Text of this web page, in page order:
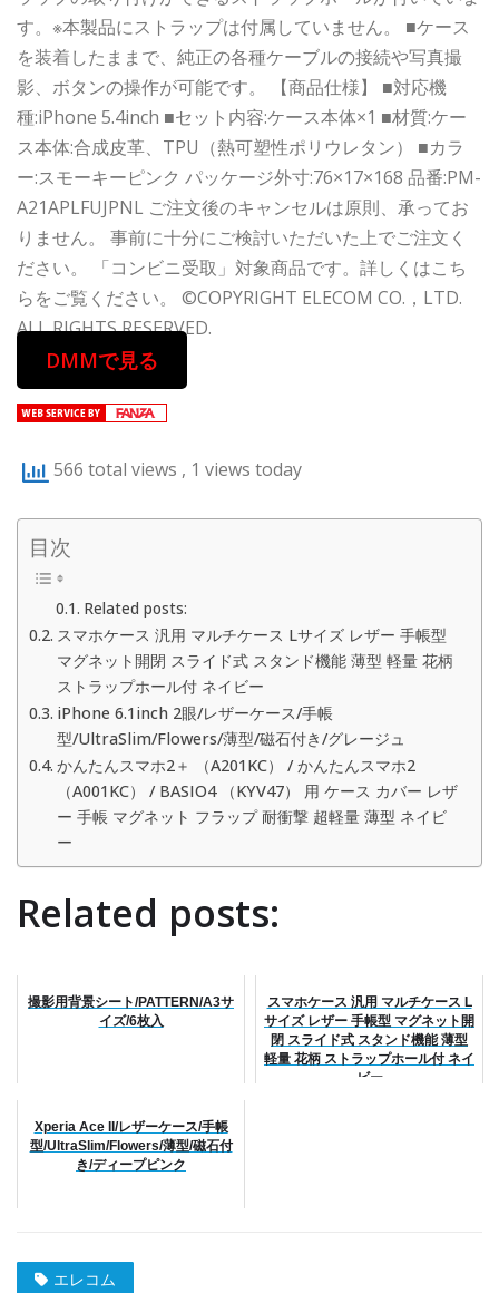
す。※本製品にストラップは付属していません。 ■ケース
を装着したままで、純正の各種ケーブルの接続や写真撮
影、ボタンの操作が可能です。 【商品仕様】 ■対応機
種:iPhone 5.4inch ■セット内容:ケース本体×1 ■材質:ケー
ス本体:合成皮革、TPU（熱可塑性ポリウレタン） ■カラ
ー:スモーキーピンク パッケージ外寸:76×17×168 品番:PM-
A21APLFUJPNL ご注文後のキャンセルは原則、承ってお
りません。 事前に十分にご検討いただいた上でご注文く
ださい。 「コンビニ受取」対象商品です。詳しくはこち
らをご覧ください。 ©COPYRIGHT ELECOM CO.，LTD.
ALL RIGHTS RESERVED.
DMMで見る
566 total views , 1 views today
目次
Related posts:
スマホケース 汎用 マルチケース Lサイズ レザー 手帳型
マグネット開閉 スライド式 スタンド機能 薄型 軽量 花柄
ストラップホール付 ネイビー
iPhone 6.1inch 2眼/レザーケース/手帳
型/UltraSlim/Flowers/薄型/磁石付き/グレージュ
かんたんスマホ2＋ （A201KC） / かんたんスマホ2
（A001KC） / BASIO4 （KYV47） 用 ケース カバー レザ
ー 手帳 マグネット フラップ 耐衝撃 超軽量 薄型 ネイビ
ー
Related posts:
撮影用背景シート/PATTERN/A3サ
イズ/6枚入
スマホケース 汎用 マルチケース L
サイズ レザー 手帳型 マグネット開
閉 スライド式 スタンド機能 薄型
軽量 花柄 ストラップホール付 ネイ
ビー
Xperia Ace II/レザーケース/手帳
型/UltraSlim/Flowers/薄型/磁石付
き/ディープピンク
エレコム